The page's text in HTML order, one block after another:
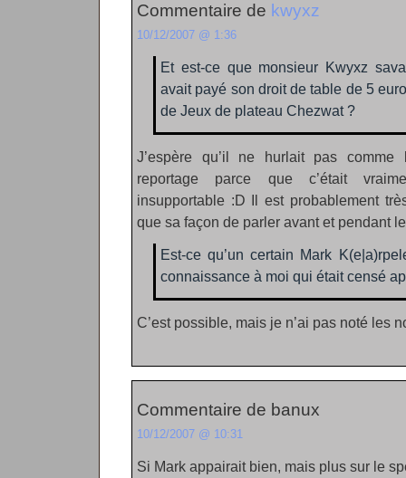
Commentaire de kwyxz
10/12/2007 @ 1:36
Et est-ce que monsieur Kwyxz
avait payé son droit de table de 5
de Jeux de plateau Chezwat ?
J’espère qu’il ne hurlait pas
reportage parce que c’était
insupportable :D Il est probablement
que sa façon de parler avant et pendant
Est-ce qu’un certain Mark
connaissance à moi qui était censé
C’est possible, mais je n’ai pas noté les
Commentaire de banux
10/12/2007 @ 10:31
Si Mark appairait bien, mais plus sur le